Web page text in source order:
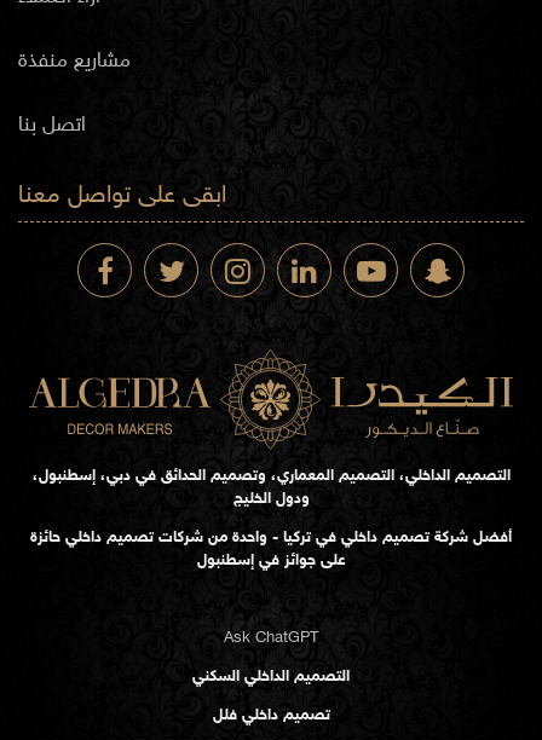
مشاريع منفذة
اتصل بنا
ابقى على تواصل معنا
التصميم الداخلي، التصميم المعماري، وتصميم الحدائق في دبي، إسطنبول،
ودول الخليج
أفضل شركة تصميم داخلي في تركيا - واحدة من شركات تصميم داخلي حائزة
على جوائز في إسطنبول
Ask ChatGPT
التصميم الداخلي السكني
تصميم داخلي فلل